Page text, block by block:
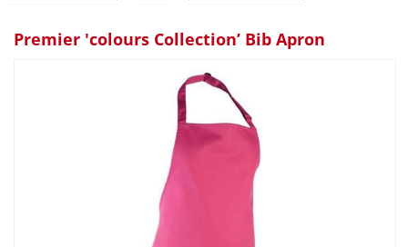
Premier 'colours Collection’ Bib Apron